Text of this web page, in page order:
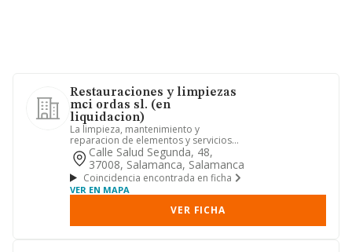
Restauraciones y limpiezas
mci ordas sl. (en
liquidacion)
La limpieza, mantenimiento y
reparacion de elementos y servicios
comunes de edificios y comunidades...
Calle Salud Segunda, 48,
37008, Salamanca, Salamanca
Coincidencia encontrada en ficha
VER EN MAPA
VER FICHA